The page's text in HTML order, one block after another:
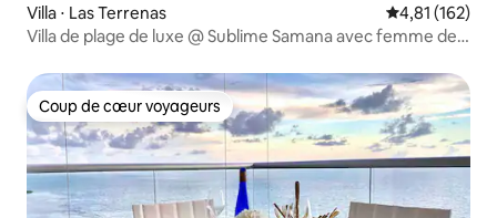
Villa ⋅ Las Terrenas Évaluation
4,81 (162)
Villa de plage de luxe @ Sublime Samana avec femme de
Coup de cœur voyageurs
Coup de cœur voyageurs